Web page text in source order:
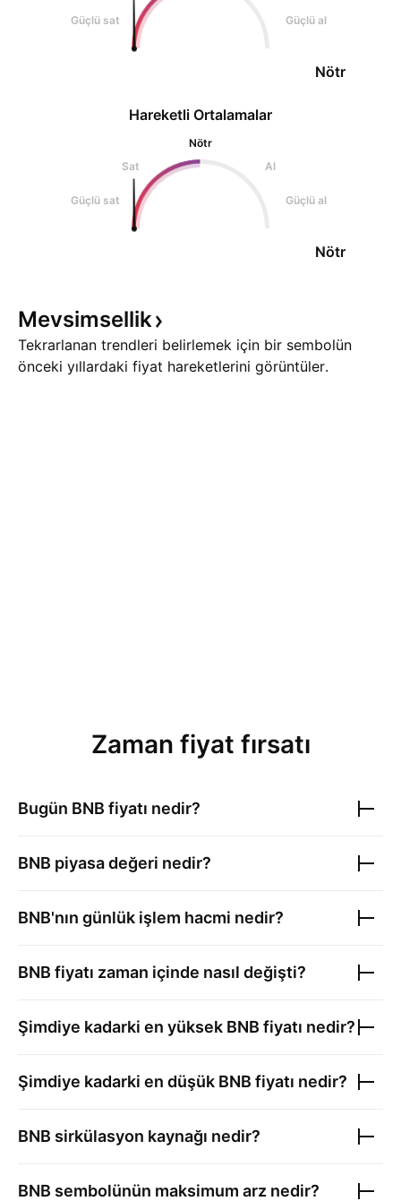
Güçlü sat Güçlü al
Nötr
Hareketli Ortalamalar
Nötr
Sat
Al
Güçlü sat Güçlü al
Nötr
Mevsimsellik
Tekrarlanan trendleri belirlemek için bir sembolün
önceki yıllardaki fiyat hareketlerini görüntüler.
Zaman fiyat fırsatı
Bugün BNB fiyatı nedir?
BNB piyasa değeri nedir?
BNB'nın günlük işlem hacmi nedir?
BNB fiyatı zaman içinde nasıl değişti?
Şimdiye kadarki en yüksek BNB fiyatı nedir?
Şimdiye kadarki en düşük BNB fiyatı nedir?
BNB sirkülasyon kaynağı nedir?
BNB sembolünün maksimum arz nedir?